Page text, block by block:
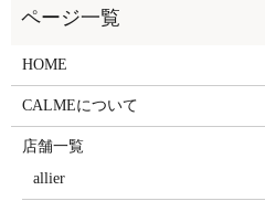
HOME
CALMEについて
店舗一覧
allier